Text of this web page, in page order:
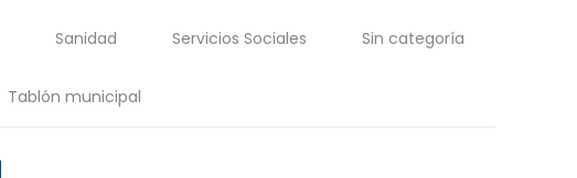
Sanidad Servicios Sociales Sin categoría
Tablón municipal